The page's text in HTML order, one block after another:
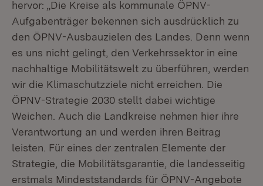
hervor: „Die Kreise als kommunale ÖPNV-
Aufgabenträger bekennen sich ausdrücklich zu
den ÖPNV-Ausbauzielen des Landes. Denn wenn
es uns nicht gelingt, den Verkehrssektor in eine
nachhaltige Mobilitätswelt zu überführen, werden
wir die Klimaschutzziele nicht erreichen. Die
ÖPNV-Strategie 2030 stellt dabei wichtige
Weichen. Auch die Landkreise nehmen hier ihre
Verantwortung an und werden ihren Beitrag
leisten. Für eines der zentralen Elemente der
Strategie, die Mobilitätsgarantie, die landesseitig
erstmals Mindeststandards für ÖPNV-Angebote